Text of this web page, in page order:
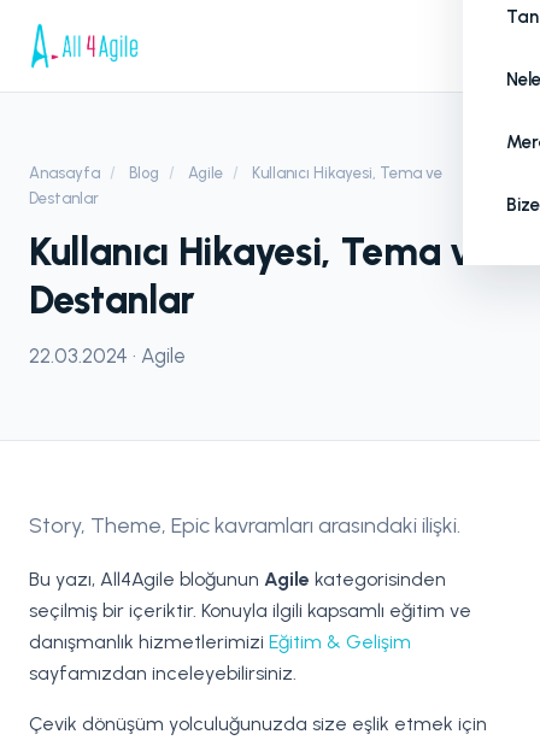
Anasayfa / Blog / Agile /
Kullanıcı Hikayesi, Tema ve
Destanlar
Kullanıcı Hikayesi, Tema ve
Destanlar
22.03.2024 · Agile
Story, Theme, Epic kavramları arasındaki ilişki.
Bu yazı, All4Agile bloğunun Agile kategorisinden
seçilmiş bir içeriktir. Konuyla ilgili kapsamlı eğitim ve
danışmanlık hizmetlerimizi Eğitim & Gelişim
sayfamızdan inceleyebilirsiniz.
Çevik dönüşüm yolculuğunuzda size eşlik etmek için